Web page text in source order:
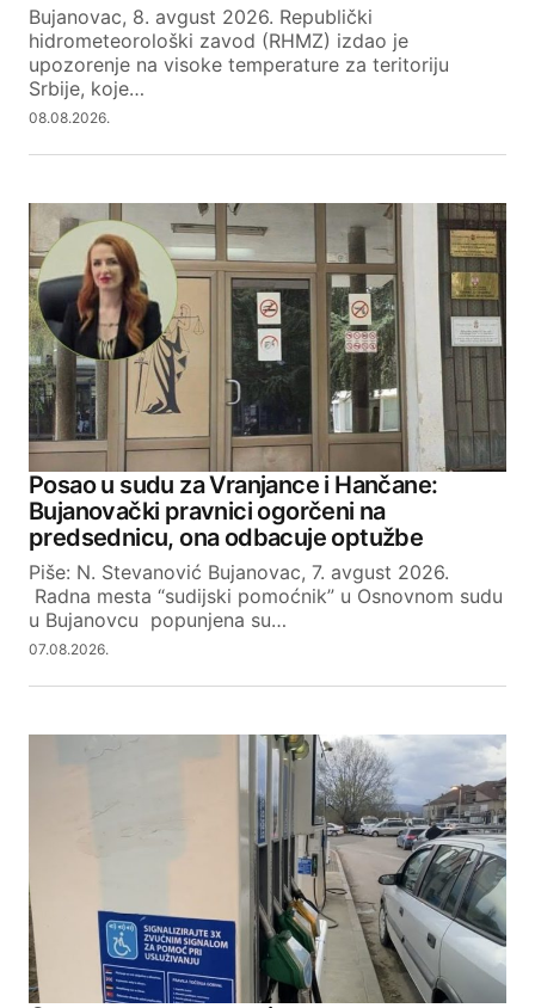
Bujanovac, 8. avgust 2026. Republički
hidrometeorološki zavod (RHMZ) izdao je
upozorenje na visoke temperature za teritoriju
Srbije, koje…
08.08.2026.
Posao u sudu za Vranjance i Hančane:
Bujanovački pravnici ogorčeni na
predsednicu, ona odbacuje optužbe
Piše: N. Stevanović Bujanovac, 7. avgust 2026.
Radna mesta “sudijski pomoćnik” u Osnovnom sudu
u Bujanovcu popunjena su…
07.08.2026.